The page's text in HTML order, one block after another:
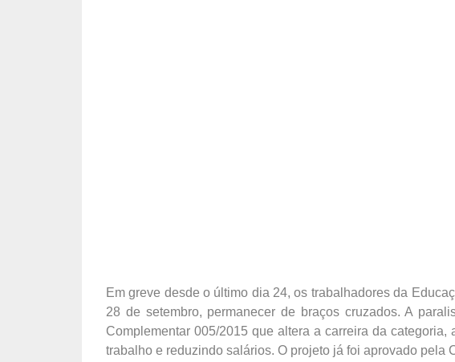
Em greve desde o último dia 24, os trabalhadores da
28 de setembro, permanecer de braços cruzados. A
Complementar 005/2015 que altera a carreira da
trabalho e reduzindo salários. O projeto já foi aprovado pela